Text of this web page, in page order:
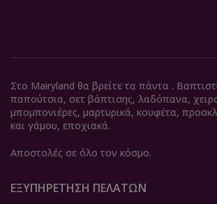
Στο Mairyland θα βρείτε τα πάντα .
παπούτσια, σετ βάπτισης, λαδόπανα,
μπομπονιέρες, μαρτυρικά, κουφέτα,
και γάμου, εποχιακά.
Αποστολές σε όλο τον κόσμο.
ΕΞΥΠΗΡΈΤΗΣΗ ΠΕΛΑΤΏΝ